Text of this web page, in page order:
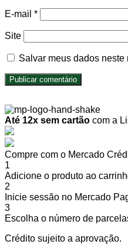
E-mail *
Site
Salvar meus dados neste
Até 12x sem cartão com a
Compre com o Mercado
1
Adicione o produto ao
2
Inicie sessão no Mercado
3
Escolha o número de
Crédito sujeito a aprovação.